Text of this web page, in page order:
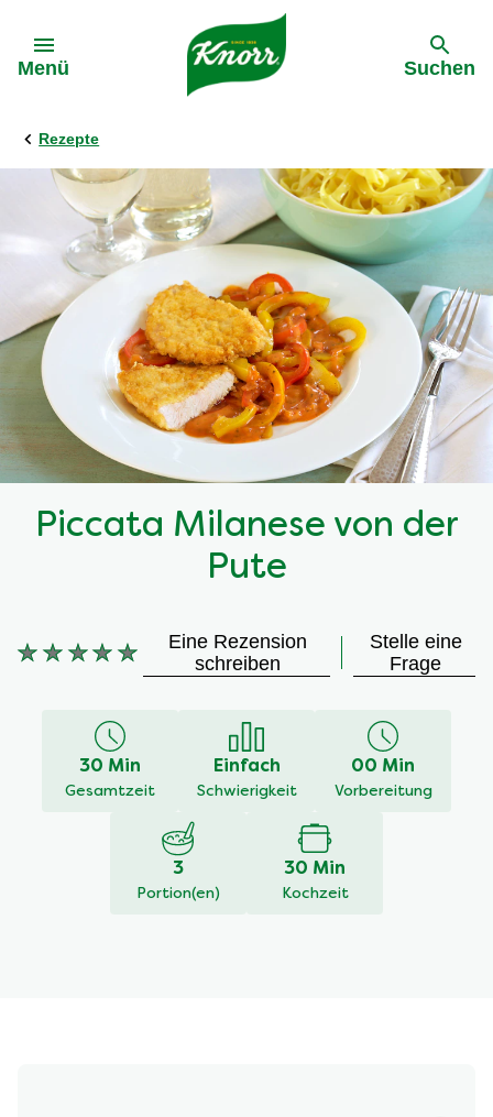
Menü Suchen
Rezepte
Piccata Milanese von der
Pute
Keine
abgegeben
Eine Rezension
schreiben
Stelle eine
Frage
30 Min
Gesamtzeit
Einfach
Schwierigkeit
00 Min
Vorbereitung
3
Portion(en)
30 Min
Kochzeit